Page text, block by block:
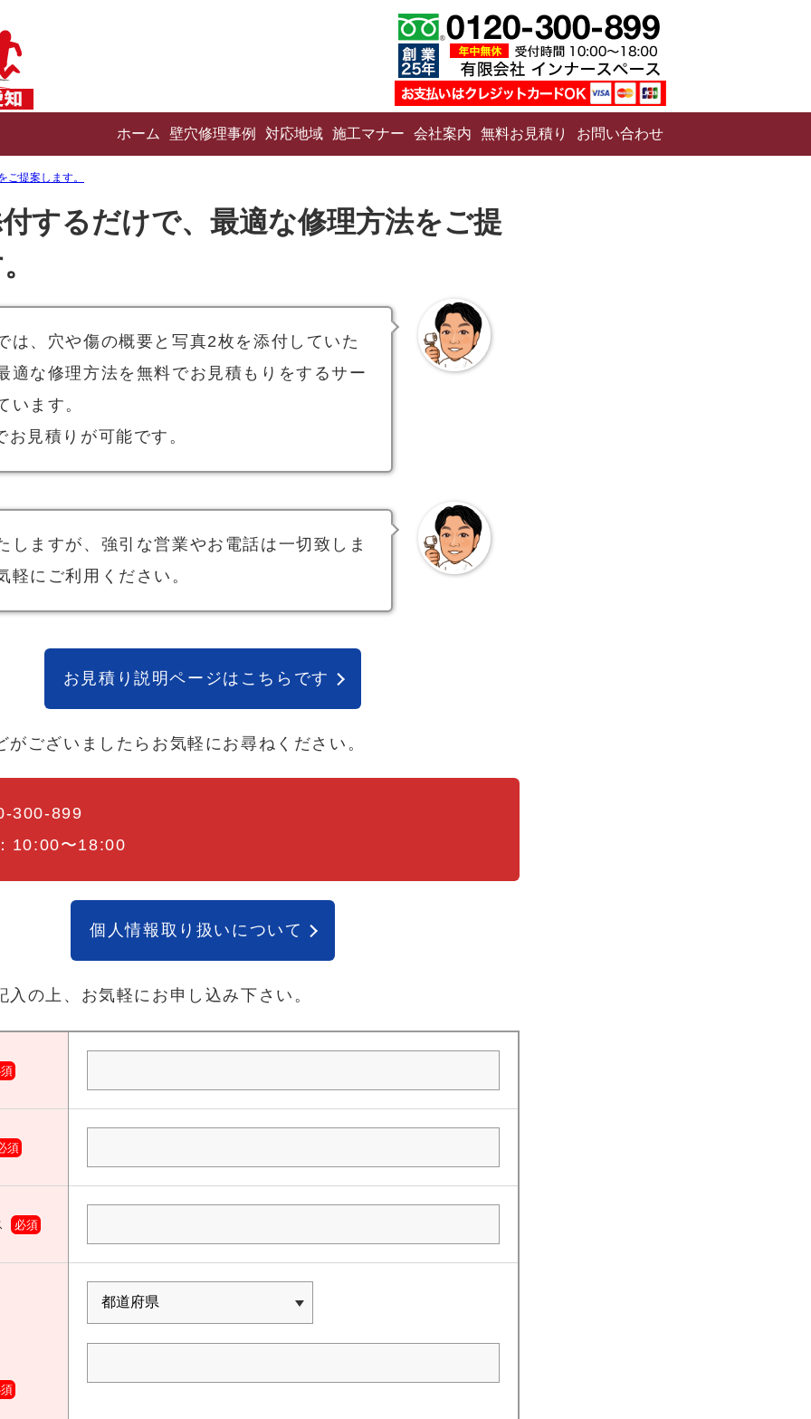
ホーム 壁穴修理事例 対応地域 施工マナー 会社案内 無料お見積り お問い合わせ
ご提案します。
するだけで、最適な修理方法をご提
は、穴や傷の概要と写真2枚を添付していた
適な修理方法を無料でお見積もりをするサー
います。
見積りが可能です。
しますが、強引な営業やお電話は一切致しま
軽にご利用ください。
お見積り説明ページはこちらです
がございましたらお気軽にお尋ねください。
300-899
10:00〜18:00
個人情報取り扱いについて
入の上、お気軽にお申し込み下さい。
須
必須